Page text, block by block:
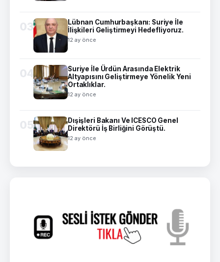
03
Lübnan Cumhurbaşkanı: Suriye İle
İlişkileri Geliştirmeyi Hedefliyoruz.
12 ay önce
04
Suriye İle Ürdün Arasında Elektrik
Altyapısını Geliştirmeye Yönelik Yeni
Ortaklıklar.
12 ay önce
05
Dışişleri Bakanı Ve ICESCO Genel
Direktörü İş Birliğini Görüştü.
12 ay önce